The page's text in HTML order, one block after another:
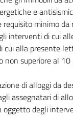
e
minimo da
interventi di cui
cui alla presente
non superiore al
di alloggi da
assegnatari di
oggetto degli